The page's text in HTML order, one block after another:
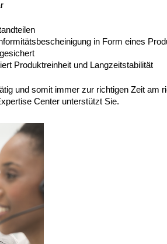
in Form eines
Produktreinheit und Langzeitstabilität
und somit immer zur richtigen Zeit am
Center unterstützt Sie.